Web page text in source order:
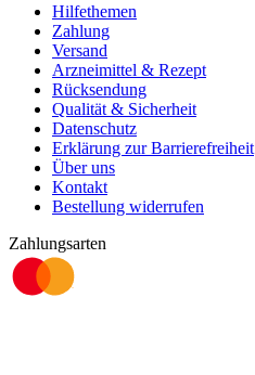
Hilfethemen
Zahlung
Versand
Arzneimittel & Rezept
Rücksendung
Qualität & Sicherheit
Datenschutz
Erklärung zur Barrierefreiheit
Über uns
Kontakt
Bestellung widerrufen
Zahlungsarten